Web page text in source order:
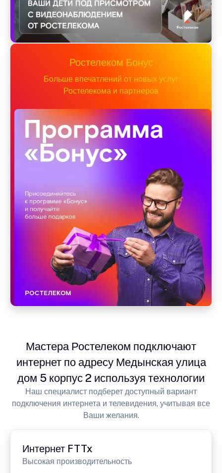
Ростелеком Бонус
Больше впечатлений от новых услуг
Ростелекома и партнеров
Мастера Ростелеком подключают
интернет по адресу Медынская улица
дом 5 корпус 2 используя технологии
Наш специалист подберет доступный вариант
подключения интернета и телевидения, учитывая все
Ваши желания.
Интернет FTTx
Высокая производительность